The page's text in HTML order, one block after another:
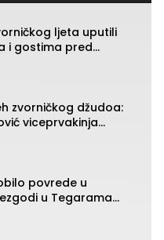
ljeta uputili
i gostima pred
programa
zvorničkog džudoa:
viceprvakinja
konkurenciji
povrede u
u Tegarama